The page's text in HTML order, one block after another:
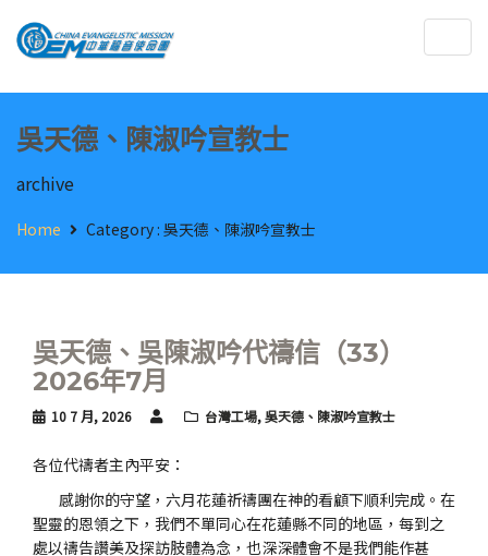
吳天德、陳淑吟宣教士
archive
Home Category : 吳天德、陳淑吟宣教士
吳天德、吳陳淑吟代禱信（33）
2026年7月
10 7 月, 2026 台灣工場,吳天德、陳淑吟宣教士
各位代禱者主內平安：
感謝你的守望，六月花蓮祈禱團在神的看顧下順利完成。在
聖靈的恩領之下，我們不單同心在花蓮縣不同的地區，每到之
處以禱告讚美及探訪肢體為念，也深深體會不是我們能作甚